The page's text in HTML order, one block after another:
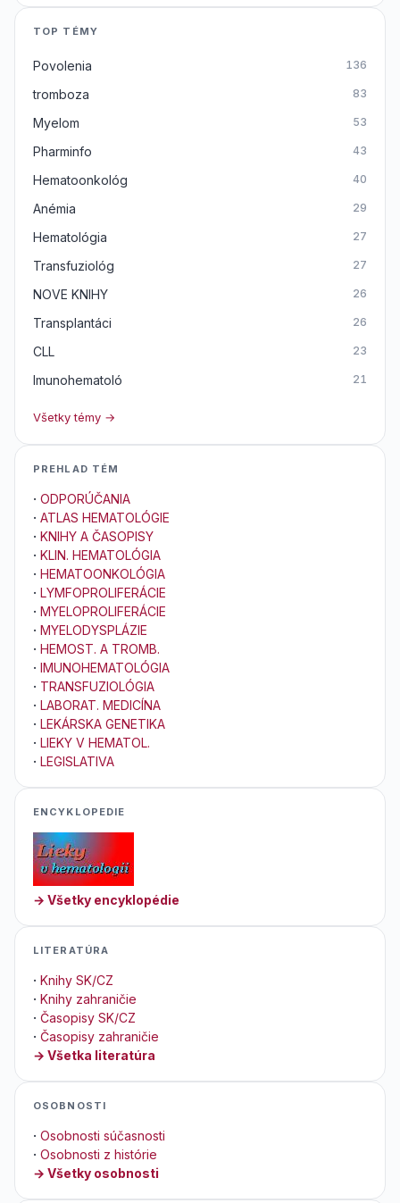
TOP TÉMY
Povolenia 136
tromboza 83
Myelom 53
Pharminfo 43
Hematoonkológ 40
Anémia 29
Hematológia 27
Transfuziológ 27
NOVE KNIHY 26
Transplantáci 26
CLL 23
Imunohematoló 21
Všetky témy →
PREHLAD TÉM
· ODPORÚČANIA
· ATLAS HEMATOLÓGIE
· KNIHY A ČASOPISY
· KLIN. HEMATOLÓGIA
· HEMATOONKOLÓGIA
· LYMFOPROLIFERÁCIE
· MYELOPROLIFERÁCIE
· MYELODYSPLÁZIE
· HEMOST. A TROMB.
· IMUNOHEMATOLÓGIA
· TRANSFUZIOLÓGIA
· LABORAT. MEDICÍNA
· LEKÁRSKA GENETIKA
· LIEKY V HEMATOL.
· LEGISLATIVA
ENCYKLOPEDIE
→ Všetky encyklopédie
LITERATÚRA
· Knihy SK/CZ
· Knihy zahraničie
· Časopisy SK/CZ
· Časopisy zahraničie
→ Všetka literatúra
OSOBNOSTI
· Osobnosti súčasnosti
· Osobnosti z histórie
→ Všetky osobnosti